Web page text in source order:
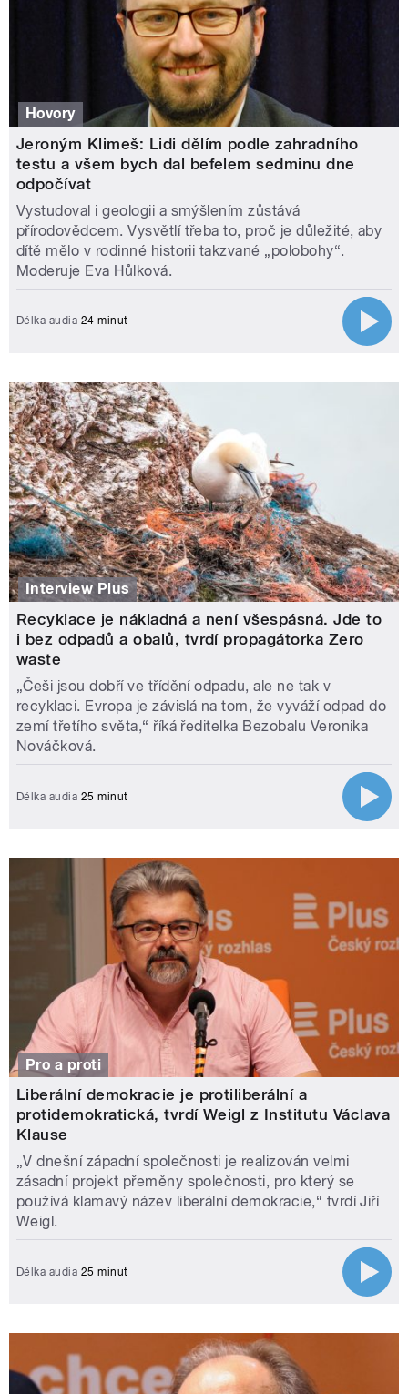
Hovory
Jeroným Klimeš: Lidi dělím podle zahradního
testu a všem bych dal befelem sedminu dne
odpočívat
Vystudoval i geologii a smýšlením zůstává
přírodovědcem. Vysvětlí třeba to, proč je důležité, aby
dítě mělo v rodinné historii takzvané „polobohy“.
Moderuje Eva Hůlková.
Délka audia 24 minut
Interview Plus
Recyklace je nákladná a není všespásná. Jde to
i bez odpadů a obalů, tvrdí propagátorka Zero
waste
„Češi jsou dobří ve třídění odpadu, ale ne tak v
recyklaci. Evropa je závislá na tom, že vyváží odpad do
zemí třetího světa,“ říká ředitelka Bezobalu Veronika
Nováčková.
Délka audia 25 minut
Pro a proti
Liberální demokracie je protiliberální a
protidemokratická, tvrdí Weigl z Institutu Václava
Klause
„V dnešní západní společnosti je realizován velmi
zásadní projekt přeměny společnosti, pro který se
používá klamavý název liberální demokracie,“ tvrdí Jiří
Weigl.
Délka audia 25 minut